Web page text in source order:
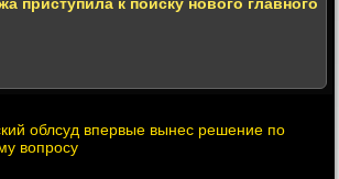
облсуд впервые вынес решение по
вопросу